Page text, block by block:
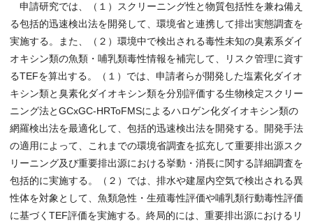
申請研究では、（１）スクリーニング性と物質包括性を兼ね備え
る包括的迅速検出法を開発して、環境省と連携して排出実態調査を
実施する。また、（２）環境中で検出される毒性未知の臭素系ダイ
オキシン類の魚類・哺乳類毒性情報を補完して、リスク管理に資す
るTEFを算出する。（１）では、申請者らが開発した塩素化ダイオ
キシン類と臭素化ダイオキシン類を分別評価する生物検定スクリー
ニング法とGCxGC-HRToFMSによるハロゲン化ダイオキシン類の
網羅検出法を最適化して、包括的迅速検出法を開発する。開発手法
の適用によって、これまでの環境省調査を拡充して重要排出源スク
リーニング及び重要排出源における挙動・消長に関する詳細調査を
包括的に実施する。（２）では、排水や建屋内空気で検出される異
性体を対象として、魚類急性・生殖毒性評価や哺乳類行動毒性評価
に基づくTEF評価を実施する。終局的には、重要排出源におけるリ